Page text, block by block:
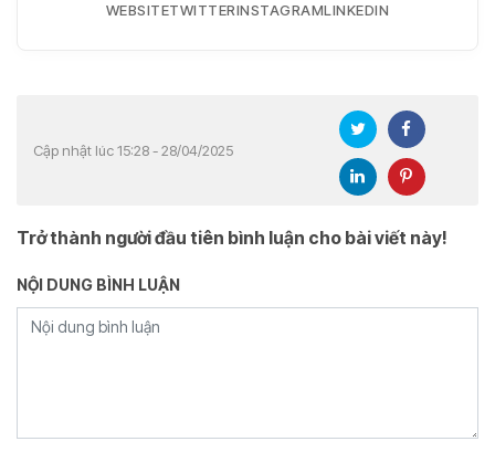
WEBSITETWITTERINSTAGRAMLINKEDIN
Cập nhật lúc 15:28 - 28/04/2025
Trở thành người đầu tiên bình luận cho bài viết này!
NỘI DUNG BÌNH LUẬN